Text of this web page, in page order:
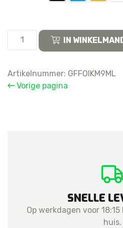
12
Pro
IN
Artikelnummer: GFFOIKM9ML
Vorige pagina
SNELLE
Op werkdagen voor
huis.